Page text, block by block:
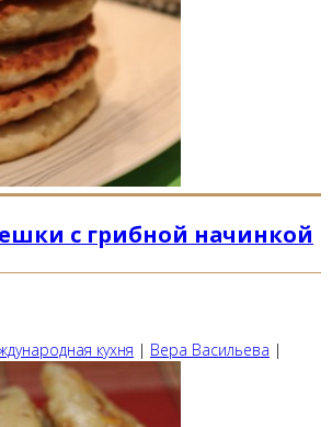
с грибной начинкой
кухня | Вера Васильева |